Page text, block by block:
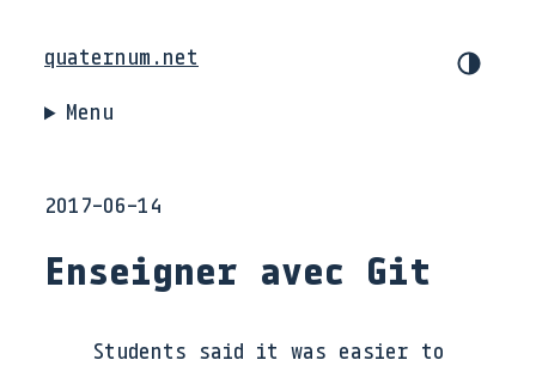
quaternum.net
Menu
2017-06-14
Enseigner avec Git
Students said it was easier to